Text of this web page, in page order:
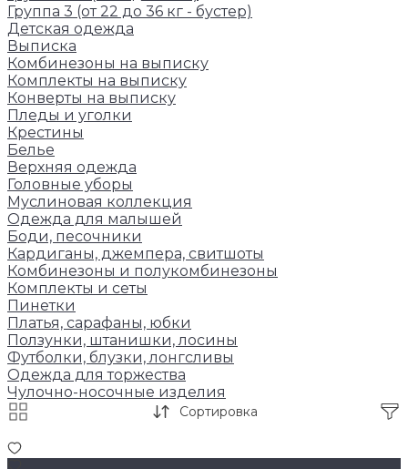
Группа 3 (от 22 до 36 кг - бустер)
Детская одежда
Выписка
Комбинезоны на выписку
Комплекты на выписку
Конверты на выписку
Пледы и уголки
Крестины
Белье
Верхняя одежда
Головные уборы
Муслиновая коллекция
Одежда для малышей
Боди, песочники
Кардиганы, джемпера, свитшоты
Комбинезоны и полукомбинезоны
Комплекты и сеты
Пинетки
Платья, сарафаны, юбки
Ползунки, штанишки, лосины
Футболки, блузки, лонгсливы
Одежда для торжества
Чулочно-носочные изделия
Сортировка